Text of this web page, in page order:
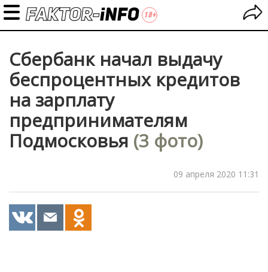
Сбербанк начал выдачу
беспроцентных кредитов
на зарплату
предпринимателям
Подмосковья (3 фото)
09 апреля 2020 11:31